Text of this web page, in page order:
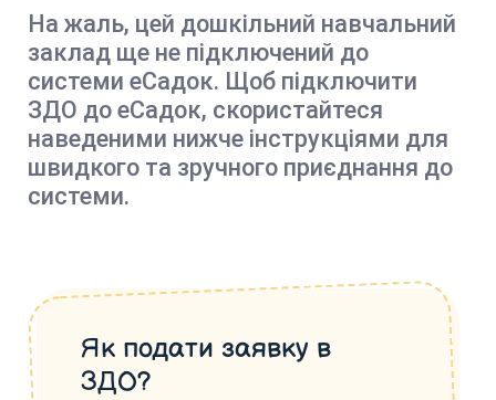
На жаль, цей дошкільний навчальний
заклад ще не підключений до
системи еСадок. Щоб підключити
ЗДО до еСадок, скористайтеся
наведеними нижче інструкціями для
швидкого та зручного приєднання до
системи.
Як подати заявку в
ЗДО?